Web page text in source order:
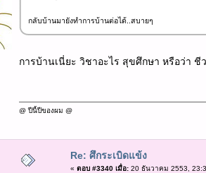
กลับบ้านมายังทำการบ้านต่อได้..สบายๆ
การบ้านเนี่ยะ วิชาอะไร สุขศึกษา หรือว่า ชี
@ ปีนี้ปีของผม @
Re: ศึกระเบิดแข้ง
« ตอบ #3340 เมื่อ:20 ธันวาคม 2553,